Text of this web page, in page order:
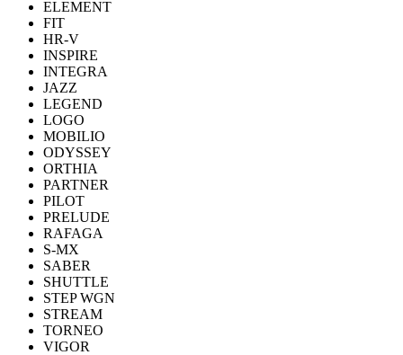
ELEMENT
FIT
HR-V
INSPIRE
INTEGRA
JAZZ
LEGEND
LOGO
MOBILIO
ODYSSEY
ORTHIA
PARTNER
PILOT
PRELUDE
RAFAGA
S-MX
SABER
SHUTTLE
STEP WGN
STREAM
TORNEO
VIGOR